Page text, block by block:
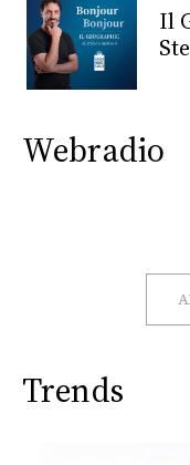
Il
Webradio
Trends